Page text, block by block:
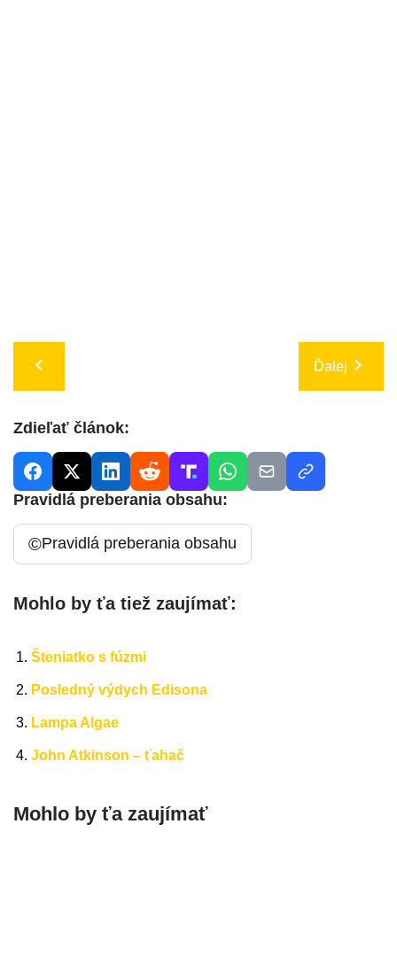
Ďalej
Zdieľať článok:
Pravidlá preberania obsahu:
©Pravidlá preberania obsahu
Mohlo by ťa tiež zaujímať:
Šteniatko s fúzmi
Posledný výdych Edisona
Lampa Algae
John Atkinson – ťahač
Mohlo by ťa zaujímať